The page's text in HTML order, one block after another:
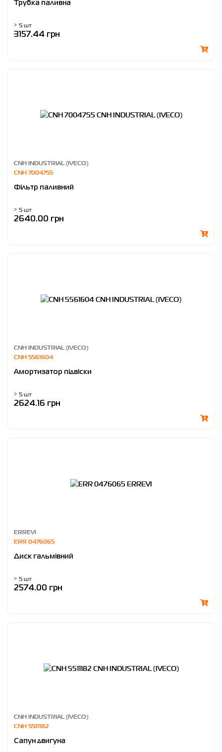
Трубка паливна
> 5 шт
3157.44 грн
CNH INDUSTRIAL (IVECO)
CNH 7004755
Фільтр паливний
> 5 шт
2640.00 грн
CNH INDUSTRIAL (IVECO)
CNH 5561604
Амортизатор підвіски
> 5 шт
2624.16 грн
ERREVI
ERR 0476065
Диск гальмівний
> 5 шт
2574.00 грн
CNH INDUSTRIAL (IVECO)
CNH 5511182
Сапун двигуна